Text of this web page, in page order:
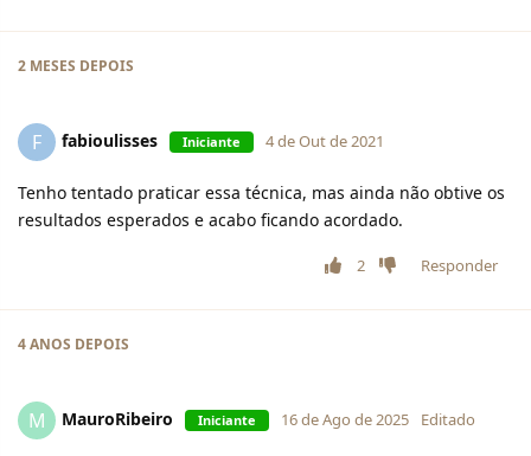
2 MESES DEPOIS
F fabioulisses Iniciante 4 de Out de 2021
Tenho tentado praticar essa técnica, mas ainda não obtive os
resultados esperados e acabo ficando acordado.
2 Responder
4 ANOS DEPOIS
M MauroRibeiro Iniciante 16 de Ago de 2025 Editado